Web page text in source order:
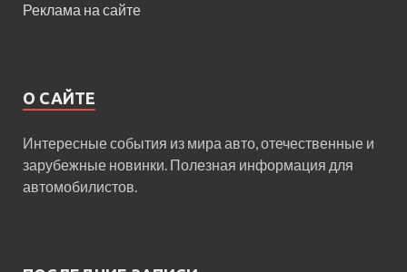
Реклама на сайте
О САЙТЕ
Интересные события из мира авто, отечественные и
зарубежные новинки. Полезная информация для
автомобилистов.